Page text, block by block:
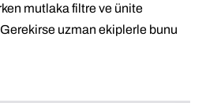
mutlaka filtre ve ünite
uzman ekiplerle bunu